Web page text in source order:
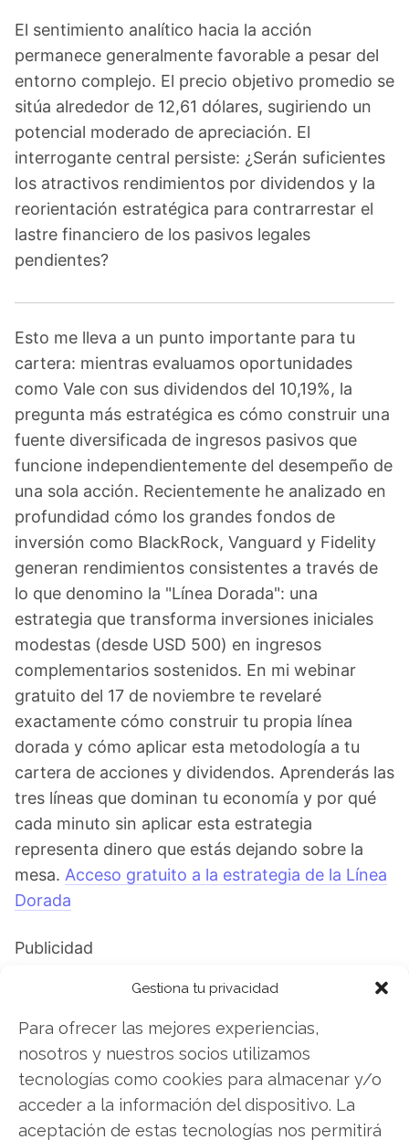
Gestiona tu privacidad
Para ofrecer las mejores experiencias,
nosotros y nuestros socios utilizamos
tecnologías como cookies para almacenar y/o
acceder a la información del dispositivo. La
aceptación de estas tecnologías nos permitirá
El sentimiento analítico hacia la acción
permanece generalmente favorable a pesar del
entorno complejo. El precio objetivo promedio se
sitúa alrededor de 12,61 dólares, sugiriendo un
potencial moderado de apreciación. El
interrogante central persiste: ¿Serán suficientes
los atractivos rendimientos por dividendos y la
reorientación estratégica para contrarrestar el
lastre financiero de los pasivos legales
pendientes?
Esto me lleva a un punto importante para tu
cartera: mientras evaluamos oportunidades
como Vale con sus dividendos del 10,19%, la
pregunta más estratégica es cómo construir una
fuente diversificada de ingresos pasivos que
funcione independientemente del desempeño de
una sola acción. Recientemente he analizado en
profundidad cómo los grandes fondos de
inversión como BlackRock, Vanguard y Fidelity
generan rendimientos consistentes a través de
lo que denomino la "Línea Dorada": una
estrategia que transforma inversiones iniciales
modestas (desde USD 500) en ingresos
complementarios sostenidos. En mi webinar
gratuito del 17 de noviembre te revelaré
exactamente cómo construir tu propia línea
dorada y cómo aplicar esta metodología a tu
cartera de acciones y dividendos. Aprenderás las
tres líneas que dominan tu economía y por qué
cada minuto sin aplicar esta estrategia
representa dinero que estás dejando sobre la
mesa. Acceso gratuito a la estrategia de la Línea
Dorada
Publicidad
Vale
Compartir este artículo